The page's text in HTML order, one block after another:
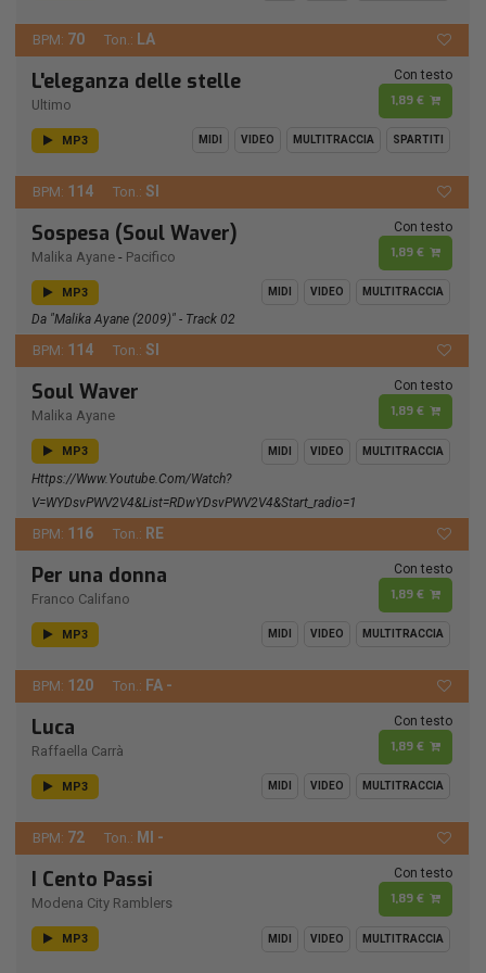
BPM: 70 Ton.: LA
L'eleganza delle stelle
Ultimo
Con testo
1,89 €
MP3 MIDI VIDEO MULTITRACCIA SPARTITI
BPM: 114 Ton.: SI
Sospesa (Soul Waver)
Malika Ayane - Pacifico
Con testo
1,89 €
MP3 MIDI VIDEO MULTITRACCIA
Da "Malika Ayane (2009)" - Track 02
BPM: 114 Ton.: SI
Soul Waver
Malika Ayane
Con testo
1,89 €
MP3 MIDI VIDEO MULTITRACCIA
Https://www.youtube.com/watch?
V=wYDsvPWV2V4&list=RDwYDsvPWV2V4&start_radio=1
BPM: 116 Ton.: RE
Per una donna
Franco Califano
Con testo
1,89 €
MP3 MIDI VIDEO MULTITRACCIA
BPM: 120 Ton.: FA -
Luca
Raffaella Carrà
Con testo
1,89 €
MP3 MIDI VIDEO MULTITRACCIA
BPM: 72 Ton.: MI -
I Cento Passi
Modena City Ramblers
Con testo
1,89 €
MP3 MIDI VIDEO MULTITRACCIA